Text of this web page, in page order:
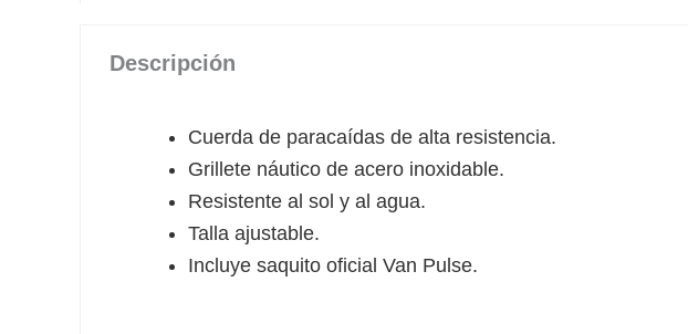
Descripción
Cuerda de paracaídas de alta resistencia.
Grillete náutico de acero inoxidable.
Resistente al sol y al agua.
Talla ajustable.
Incluye saquito oficial Van Pulse.